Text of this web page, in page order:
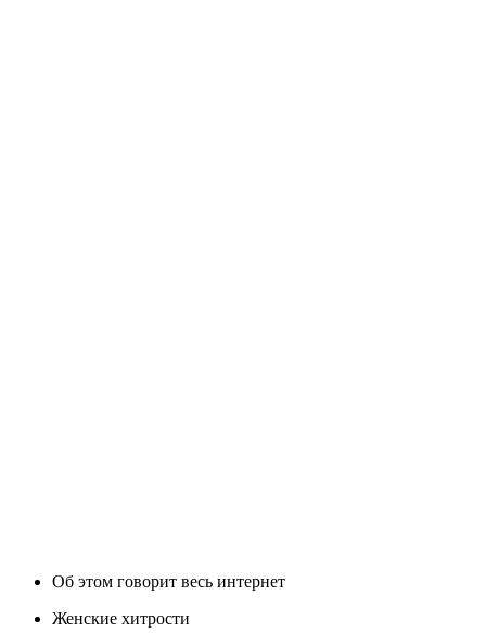
Об этом говорит весь интернет
Женские хитрости